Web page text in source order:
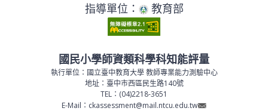
指導單位： 教育部
國民小學師資類科學科知能評量
執行單位：國立臺中教育大學 教師專業能力測驗中心
地址：臺中市西區民生路140號
TEL：(04)2218-3651
E-Mail：ckassessment@mail.ntcu.edu.tw